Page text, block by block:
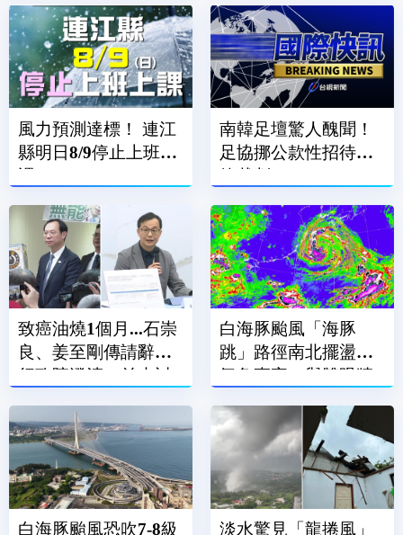
風力預測達標！ 連江
縣明日8/9停止上班上
課
南韓足壇驚人醜聞！
足協挪公款性招待外
籍裁判
致癌油燒1個月...石崇
良、姜至剛傳請辭？
行政院澄清：並未討
白海豚颱風「海豚
跳」路徑南北擺盪
氣象專家：與雙眼牆
白海豚颱風恐吹7-8級 淡水驚見「龍捲風」